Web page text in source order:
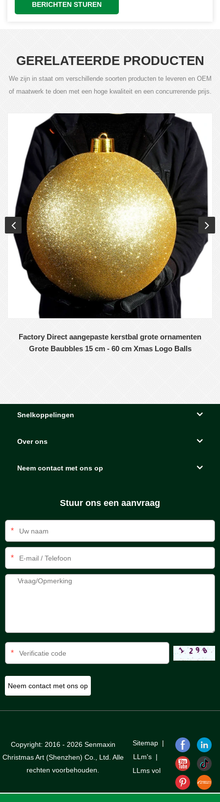
BERICHTEN STUREN
GERELATEERDE PRODUCTEN
We zijn in staat om verschillende soorten producten te leveren en OEM
of maatwerk te doen met een hoge kwaliteit en een concurrerende prijs.
Factory Direct aangepaste kerstbal grote ornamenten
Grote Baubbles 15 cm - 60 cm Xmas Logo Balls
Snelkoppelingen
Over ons
Neem contact met ons op
Stuur ons een aanvraag
*
*
*
Copyright: 2016 - 2026 Senmaxin
Christmas Art (Shenzhen) Co., Ltd. Alle
rechten voorbehouden.
Sitemap |
LLm's |
LLms vol